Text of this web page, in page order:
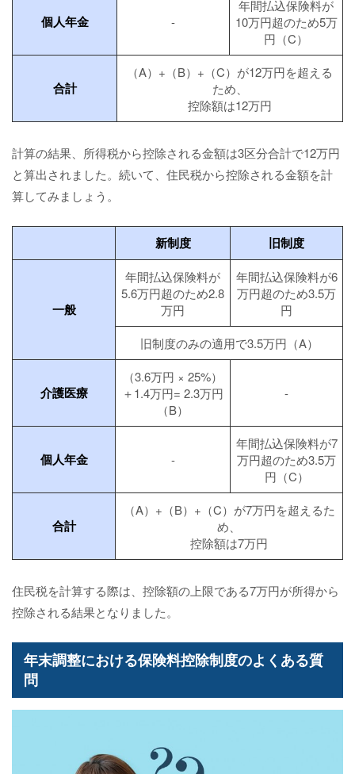
個人年金 -
年間払込保険料が
10万円超のため5万
円（C）
合計
（A）+（B）+（C）が12万円を超える
ため、
控除額は12万円
計算の結果、所得税から控除される金額は3区分合計で12万円
と算出されました。続いて、住民税から控除される金額を計
算してみましょう。
新制度 旧制度
一般
年間払込保険料が
5.6万円超のため2.8
万円
年間払込保険料が6
万円超のため3.5万
円
旧制度のみの適用で3.5万円（A）
介護医療
（3.6万円 × 25%）
＋1.4万円= 2.3万円
（B）
-
個人年金 -
年間払込保険料が7
万円超のため3.5万
円（C）
合計
（A）+（B）+（C）が7万円を超えるた
め、
控除額は7万円
住民税を計算する際は、控除額の上限である7万円が所得から
控除される結果となりました。
年末調整における保険料控除制度のよくある質
問